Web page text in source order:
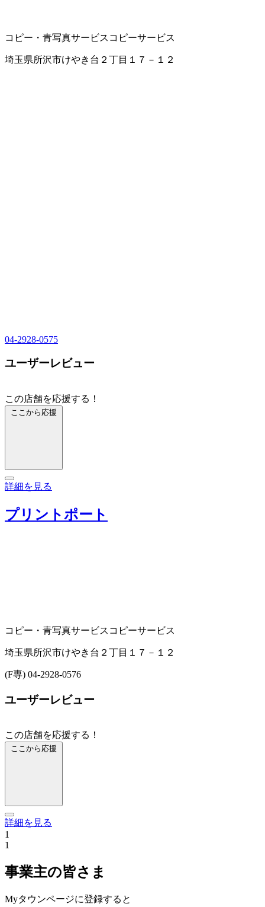
コピー・青写真サービス コピーサービス
埼玉県所沢市けやき台２丁目１７－１２
04-2928-0575
ユーザーレビュー
この店舗を応援する！
ここから応援
詳細を見る
プリントポート
コピー・青写真サービス コピーサービス
埼玉県所沢市けやき台２丁目１７－１２
(F専) 04-2928-0576
ユーザーレビュー
この店舗を応援する！
ここから応援
詳細を見る
1
1
事業主の皆さま
Myタウンページに登録すると